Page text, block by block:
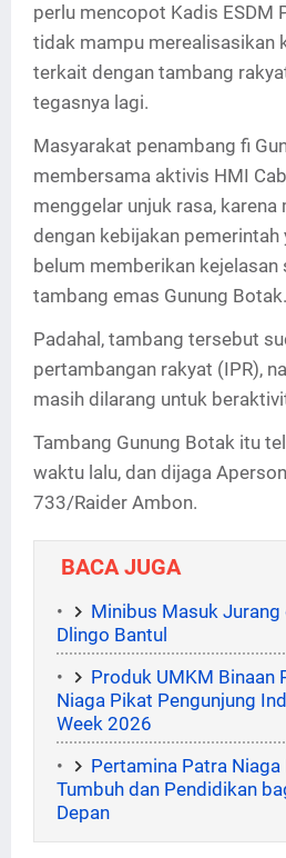
perlu mencopot Kadis ESDM
tidak mampu merealisasikan
terkait dengan tambang
tegasnya lagi.
Masyarakat penambang fi
membersama aktivis HMI
menggelar unjuk rasa, karena
dengan kebijakan pemerintah
belum memberikan kejelasan
tambang emas Gunung Botak.
Padahal, tambang tersebut
pertambangan rakyat (IPR),
masih dilarang untuk
Tambang Gunung Botak itu
waktu lalu, dan dijaga
733/Raider Ambon.
BACA JUGA
Minibus Masuk
Dlingo Bantul
Produk UMKM Binaan
Niaga Pikat Pengunjung
Week 2026
Pertamina Patra Niaga
Tumbuh dan Pendidikan
Depan